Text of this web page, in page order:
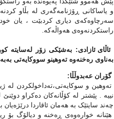
و یاساکانی ڕۆژنامه‌گه‌ری له‌ بڵاو
سه‌رچاوه‌که‌ی دیاری کردبێت ، یان
راستکردنه‌وه‌ی هه‌واڵه‌که‌.
ئاڵای ئازادی: بەشێكى زۆر لەسایتە
بەناوى رەخنەوە تەوهینو سووكایەتى
گۆران عه‌بدوڵڵا:
ته‌وهین و سوکایه‌تی،ته‌داخولکردن له‌
نییه‌ . پێشتر له‌ کۆڵانه‌کان ده‌کراو
چه‌ند سایتێک به‌ هه‌مان ئاقاردا درێژه‌یان
هێنانه‌ خواره‌وه‌ی ڕه‌خنه‌ و دیالۆگ بۆ